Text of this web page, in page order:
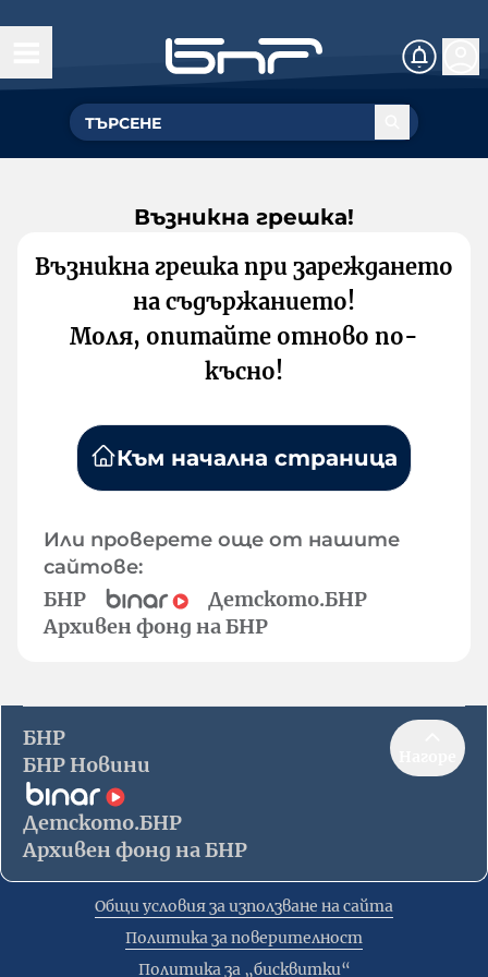
Възникна грешка!
Възникна грешка при зареждането
на съдържанието!
Моля, опитайте отново по-
късно!
Към начална страница
Или проверете още от нашите
сайтове:
БНР
Детското.БНР
Архивен фонд на БНР
БНР
БНР Новини
Детското.БНР
Архивен фонд на БНР
Общи условия за използване на сайта
Политика за поверителност
Политика за „бисквитки“